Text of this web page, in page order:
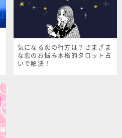
気になる恋の行方は？さまざま
な恋のお悩み本格的タロット占
いで解決！